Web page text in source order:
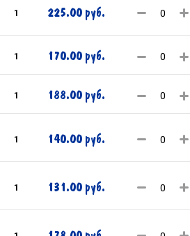
1 225.00 руб.
1 170.00 руб.
1 188.00 руб.
1 140.00 руб.
1 131.00 руб.